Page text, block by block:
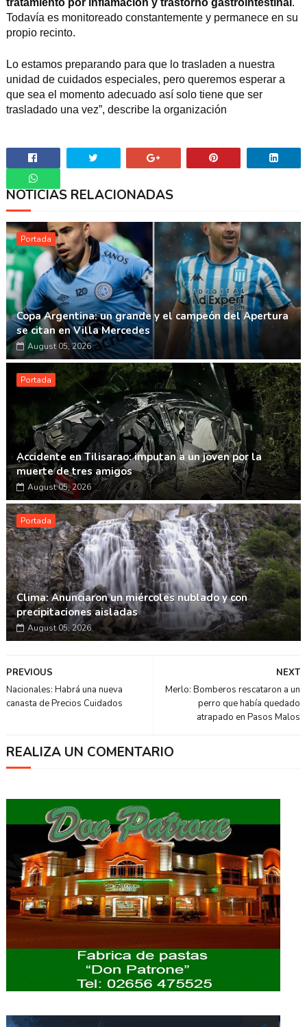
Todavía es monitoreado constantemente y permanece en su
propio recinto.
Lo estamos preparando para que lo trasladen a nuestra
unidad de cuidados especiales, pero queremos esperar a
que sea el momento adecuado así solo tiene que ser
trasladado una vez”, describe la organización
Whatsapp
NOTICIAS RELACIONADAS
Portada
Copa Argentina: un grande y el campeón del Apertura
se citan en Villa Mercedes
August 05, 2026
Portada
Accidente en Tilisarao: imputan a un joven por la
muerte de tres amigos
August 05, 2026
Portada
Clima: Anunciaron un miércoles nublado y con
precipitaciones aisladas
August 05, 2026
NEXT
Merlo: Bomberos rescataron a un
perro que había quedado
atrapado en Pasos Malos
PREVIOUS
Nacionales: Habrá una nueva
canasta de Precios Cuidados
REALIZA UN COMENTARIO